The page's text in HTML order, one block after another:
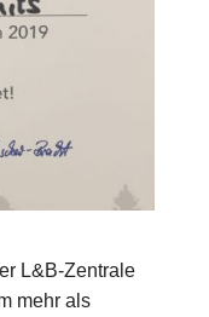
L&B-Zentrale
mehr als